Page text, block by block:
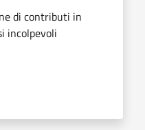
di contributi in
incolpevoli